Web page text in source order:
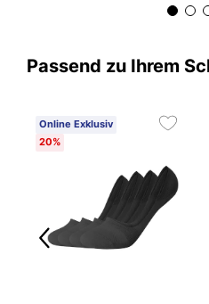
Passend zu Ihrem
Online Exklusiv
20%